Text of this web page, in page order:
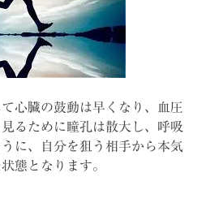
心臓の鼓動は早くなり、血圧
るために瞳孔は散大し、呼吸
に、自分を狙う相手から本気
態となります。